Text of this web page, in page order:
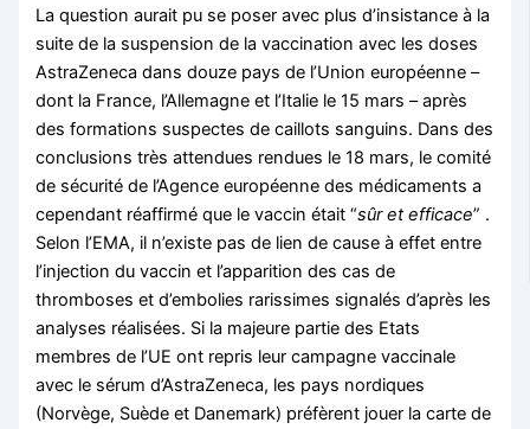
La question aurait pu se poser avec plus d’insistance à la
suite de la suspension de la vaccination avec les doses
AstraZeneca dans douze pays de l’Union européenne –
dont la France, l’Allemagne et l’Italie le 15 mars – après
des formations suspectes de caillots sanguins. Dans des
conclusions très attendues rendues le 18 mars, le comité
de sécurité de l’Agence européenne des médicaments a
cependant réaffirmé que le vaccin était “sûr et efficace” .
Selon l’EMA, il n’existe pas de lien de cause à effet entre
l’injection du vaccin et l’apparition des cas de
thromboses et d’embolies rarissimes signalés d’après les
analyses réalisées. Si la majeure partie des Etats
membres de l’UE ont repris leur campagne vaccinale
avec le sérum d’AstraZeneca, les pays nordiques
(Norvège, Suède et Danemark) préfèrent jouer la carte de